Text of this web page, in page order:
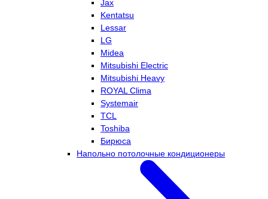
Jax
Kentatsu
Lessar
LG
Midea
Mitsubishi Electric
Mitsubishi Heavy
ROYAL Clima
Systemair
TCL
Toshiba
Бирюса
Напольно потолочные кондиционеры